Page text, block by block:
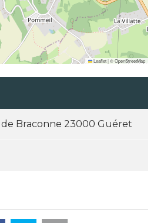
Leaflet|©OpenStreetMap
de Braconne 23000 Guéret